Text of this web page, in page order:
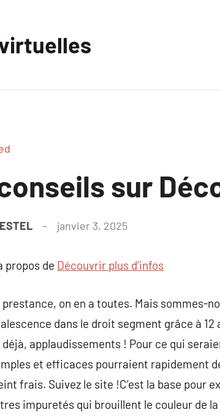
sur
janvier 3, 2025
propos de Découvrir plus d’infos
on en a toutes. Mais sommes-
dans le droit segment grâce à
applaudissements ! Pour ce qui
et efficaces pourraient rapidement
frais. Suivez le site !C’est la base pour
impuretés qui brouillent le couleur de